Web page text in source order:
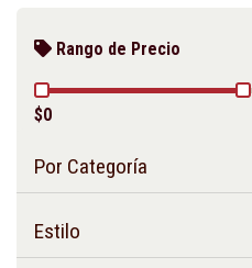
Rango de Precio
$0
Por Categoría
Estilo